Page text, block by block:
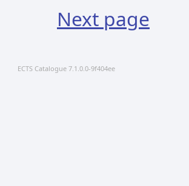
Next page
ECTS Catalogue 7.1.0.0-9f404ee